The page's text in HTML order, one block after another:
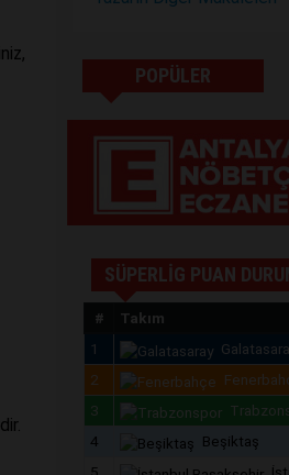
POPÜLER
SÜPERLİG PUAN
# Takım
1
2
3
4
Beşiktaş